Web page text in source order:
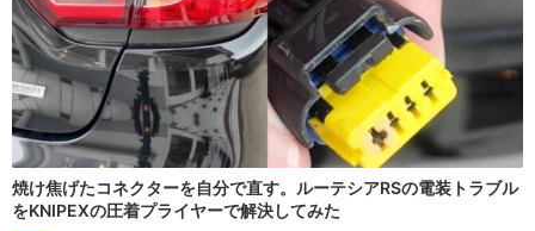
焼け焦げたコネクターを自分で直す。ルーテシアRSの電装トラブル
をKNIPEXの圧着プライヤーで解決してみた